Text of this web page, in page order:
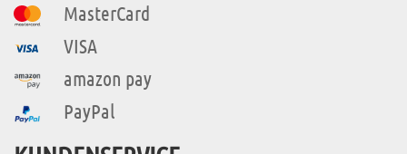
MasterCard
VISA
amazon pay
PayPal